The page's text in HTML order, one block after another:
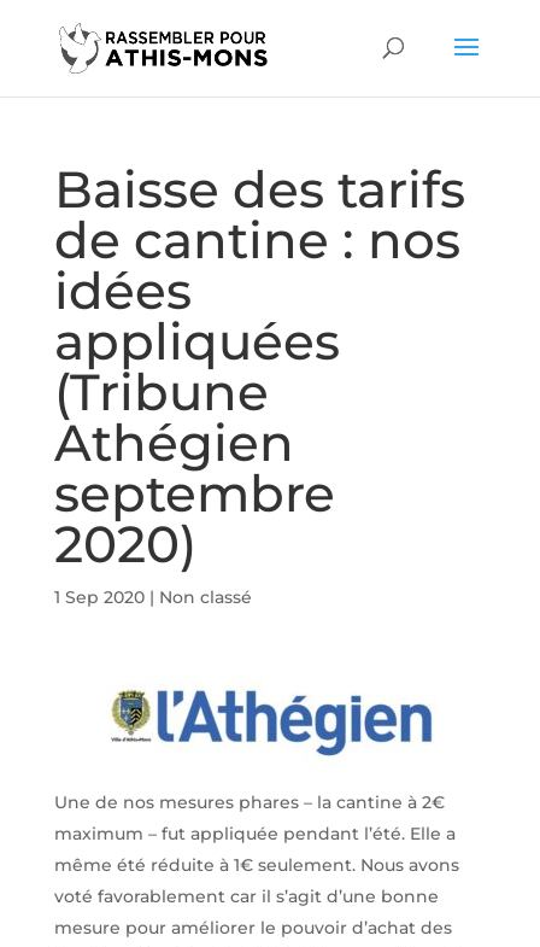
Baisse des tarifs
de cantine : nos
idées
appliquées
(Tribune
Athégien
septembre
2020)
1 Sep 2020| Non classé
Une de nos mesures phares – la cantine à 2€
maximum – fut appliquée pendant l’été. Elle a
même été réduite à 1€ seulement. Nous avons
voté favorablement car il s’agit d’une bonne
mesure pour améliorer le pouvoir d’achat des